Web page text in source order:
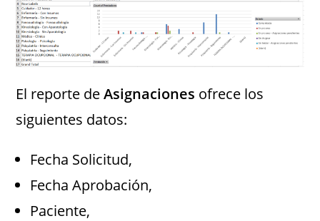
El reporte deAsignaciones ofrece los
siguientes datos:
Fecha Solicitud,
Fecha Aprobación,
Paciente,